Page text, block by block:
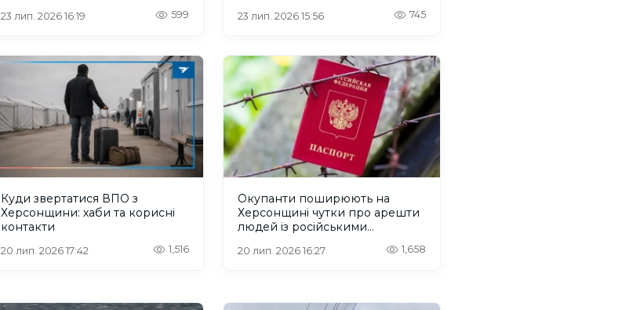
23 лип. 2026 16:19 599 23 лип. 2026 15:56 745
Куди звертатися ВПО з
Херсонщини: хаби та корисні
контакти
20 лип. 2026 17:42 1,516
Окупанти поширюють на
Херсонщині чутки про арешти
людей із російськими
20 лип. 2026 16:27 1,658